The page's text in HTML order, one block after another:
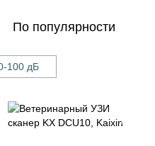
По популярности
100 дБ